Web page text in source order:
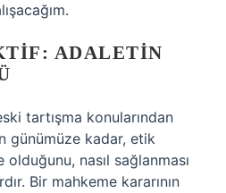
ADALETIN
tartışma konularından
günümüze kadar, etik
nasıl sağlanması
Bir mahkeme kararının